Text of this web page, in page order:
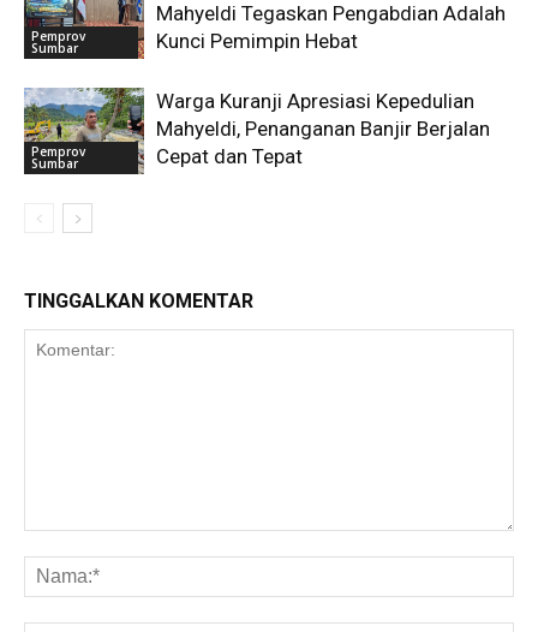
Pemprov
Sumbar
Mahyeldi Tegaskan Pengabdian Adalah
Kunci Pemimpin Hebat
Pemprov
Sumbar
Warga Kuranji Apresiasi Kepedulian
Mahyeldi, Penanganan Banjir Berjalan
Cepat dan Tepat
TINGGALKAN KOMENTAR